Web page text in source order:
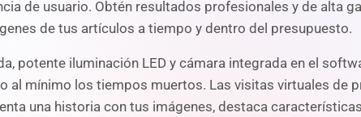
de usuario. Obtén resultados profesionales y de alta
de tus artículos a tiempo y dentro del presupuesto.
potente iluminación LED y cámara integrada en el
al mínimo los tiempos muertos. Las visitas virtuales de
una historia con tus imágenes, destaca